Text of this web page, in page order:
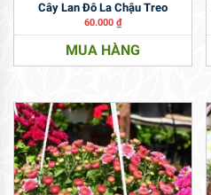
Cây Lan Đô La Chậu Treo
60.000 ₫
MUA HÀNG